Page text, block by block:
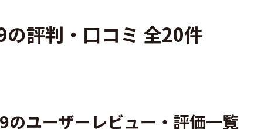
評判・口コミ 全20件
のユーザーレビュー・評価一覧